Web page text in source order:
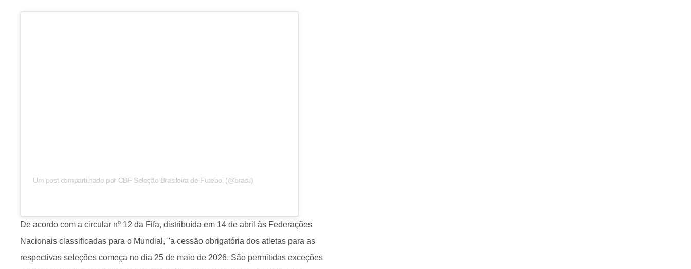
Um post compartilhado por CBF Seleção Brasileira de Futebol (@brasil)
De acordo com a circular nº 12 da Fifa, distribuída em 14 de abril às Federações
Nacionais classificadas para o Mundial, "a cessão obrigatória dos atletas para as
respectivas seleções começa no dia 25 de maio de 2026. São permitidas exceções